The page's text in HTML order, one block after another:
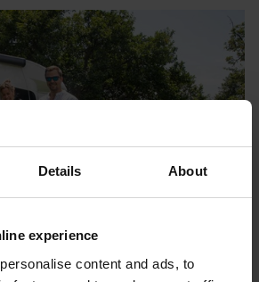
Details About
experience
content and ads, to